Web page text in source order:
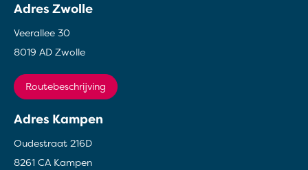
Adres Zwolle
Veerallee 30
8019 AD Zwolle
Routebeschrijving
Adres Kampen
Oudestraat 216D
8261 CA Kampen